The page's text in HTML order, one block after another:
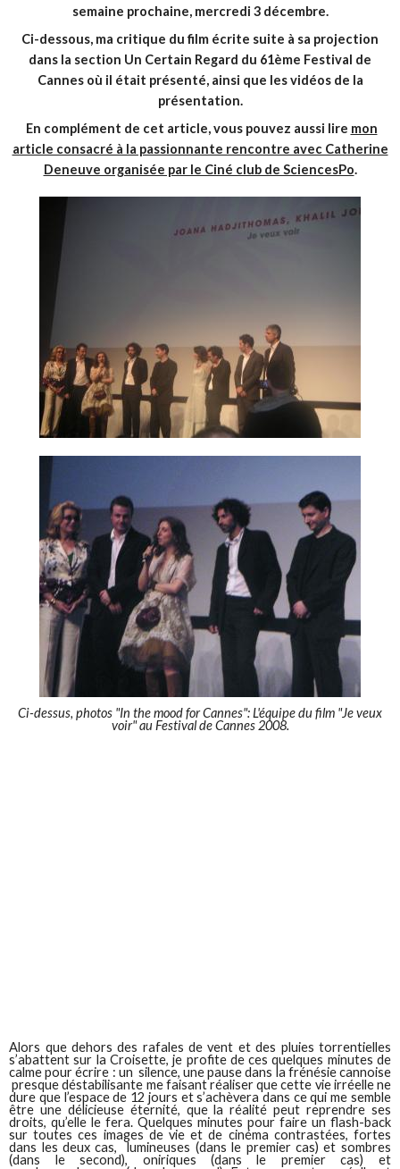
semaine prochaine, mercredi 3 décembre.
Ci-dessous, ma critique du film écrite suite à sa projection
dans la section Un Certain Regard du 61ème Festival de
Cannes où il était présenté, ainsi que les vidéos de la
présentation.
En complément de cet article, vous pouvez aussi lire mon
article consacré à la passionnante rencontre avec Catherine
Deneuve organisée par le Ciné club de SciencesPo.
Ci-dessus, photos "In the mood for Cannes": L'équipe du film "Je veux
voir" au Festival de Cannes 2008.
Alors que dehors des rafales de vent et des pluies torrentielles
s’abattent sur la Croisette, je profite de ces quelques minutes de
calme pour écrire : un silence, une pause dans la frénésie cannoise
presque déstabilisante me faisant réaliser que cette vie irréelle ne
dure que l’espace de 12 jours et s’achèvera dans ce qui me semble
être une délicieuse éternité, que la réalité peut reprendre ses
droits, qu’elle le fera. Quelques minutes pour faire un flash-back
sur toutes ces images de vie et de cinéma contrastées, fortes
dans les deux cas, lumineuses (dans le premier cas) et sombres
(dans le second), oniriques (dans le premier cas) et